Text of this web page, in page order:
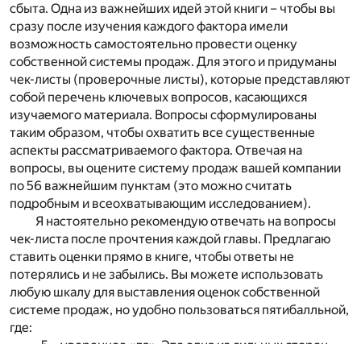
сбыта. Одна из важнейших идей этой книги – чтобы вы
сразу после изучения каждого фактора имели
возможность самостоятельно провести оценку
собственной системы продаж. Для этого и придуманы
чек-листы (проверочные листы), которые представляют
собой перечень ключевых вопросов, касающихся
изучаемого материала. Вопросы сформулированы
таким образом, чтобы охватить все существенные
аспекты рассматриваемого фактора. Отвечая на
вопросы, вы оцените систему продаж вашей компании
по 56 важнейшим пунктам (это можно считать
подробным и всеохватывающим исследованием).
Я настоятельно рекомендую отвечать на вопросы
чек-листа после прочтения каждой главы. Предлагаю
ставить оценки прямо в книге, чтобы ответы не
потерялись и не забылись. Вы можете использовать
любую шкалу для выставления оценок собственной
системе продаж, но удобно пользоваться пятибалльной,
где: